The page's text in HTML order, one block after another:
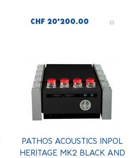
CHF 20'200.00
PATHOS ACOUSTICS INPOL
HERITAGE MK2 BLACK AND